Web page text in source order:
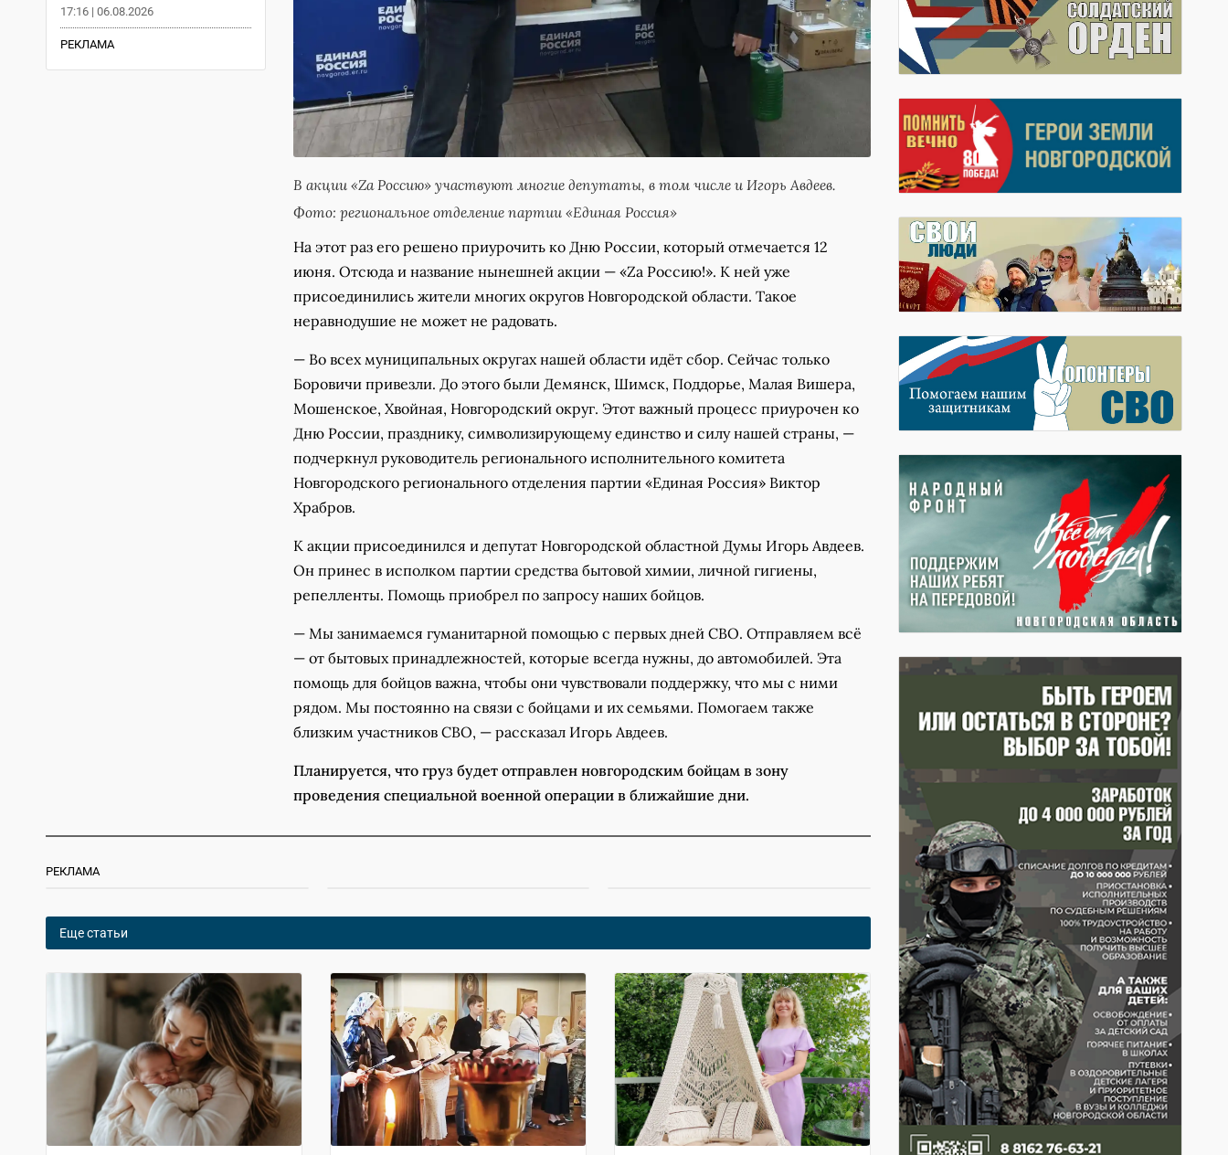
17:16 | 06.08.2026
РЕКЛАМА
В акции «Zа Россию» участвуют многие депутаты, в том числе и Игорь Авдеев.
Фото: региональное отделение партии «Единая Россия»
На этот раз его решено приурочить ко Дню России, который отмечается 12
июня. Отсюда и название нынешней акции — «Za Россию!». К ней уже
присоединились жители многих округов Новгородской области. Такое
неравнодушие не может не радовать.
— Во всех муниципальных округах нашей области идёт сбор. Сейчас только
Боровичи привезли. До этого были Демянск, Шимск, Поддорье, Малая Вишера,
Мошенское, Хвойная, Новгородский округ. Этот важный процесс приурочен ко
Дню России, празднику, символизирующему единство и силу нашей страны, —
подчеркнул руководитель регионального исполнительного комитета
Новгородского регионального отделения партии «Единая Россия» Виктор
Храбров.
К акции присоединился и депутат Новгородской областной Думы Игорь Авдеев.
Он принес в исполком партии средства бытовой химии, личной гигиены,
репелленты. Помощь приобрел по запросу наших бойцов.
— Мы занимаемся гуманитарной помощью с первых дней СВО. Отправляем всё
— от бытовых принадлежностей, которые всегда нужны, до автомобилей. Эта
помощь для бойцов важна, чтобы они чувствовали поддержку, что мы с ними
рядом. Мы постоянно на связи с бойцами и их семьями. Помогаем также
близким участников СВО, — рассказал Игорь Авдеев.
Планируется, что груз будет отправлен новгородским бойцам в зону
проведения специальной военной операции в ближайшие дни.
РЕКЛАМА
Еще статьи